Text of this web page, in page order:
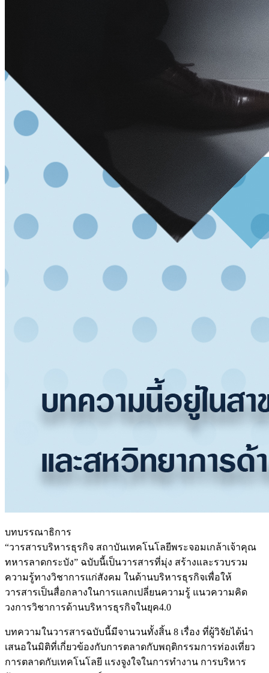
บทบรรณาธิการ
“วารสารบริหารธุรกิจ สถาบันเทคโนโลยีพระจอมเกล้าเจ้าคุณ
ทหารลาดกระบัง” ฉบับนี้เป็นวารสารที่มุ่ง สร้างและรวบรวม
ความรู้ทางวิชาการแก่สังคม ในด้านบริหารธุรกิจเพื่อให้
วารสารเป็นสื่อกลางในการแลกเปลี่ยนความรู้ แนวความคิด
วงการวิชาการด้านบริหารธุรกิจในยุค4.0
บทความในวารสารฉบับนี้มีจานวนทั้งสิ้น 8 เรื่อง ที่ผู้วิจัยได้นำ
เสนอในมิติที่เกี่ยวข้องกับการตลาดกับพฤติกรรมการท่องเที่ยว
การตลาดกับเทคโนโลยี แรงจูงใจในการทำงาน การบริหาร